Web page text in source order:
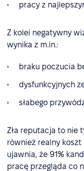
pracy z
Z kolei negatywny
wynika z m.in.:
braku poczucia
dysfunkcyjnych
słabego
Zła reputacja to nie
również realny koszt
ujawnia, że 91%
pracę przegląda co